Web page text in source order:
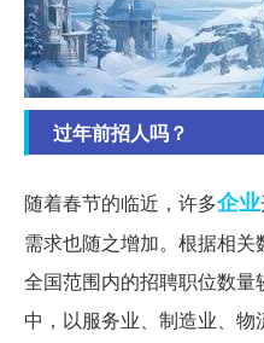
过年前招人吗？
随着春节的临近，许多企业
需求也随之增加。根据相关
全国范围内的招聘职位数
中，以服务业、制造业、